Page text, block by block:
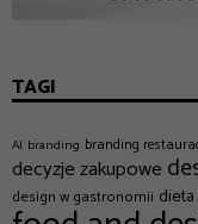
TAGI
AI branding branding
decyzje zakupowe
design w gastronomii dieta